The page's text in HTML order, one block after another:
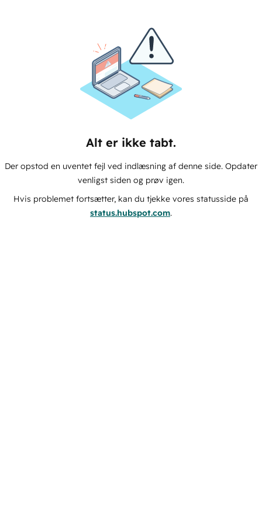
Alt er ikke tabt.
Der opstod en uventet fejl ved indlæsning af denne side. Opdater
venligst siden og prøv igen.
Hvis problemet fortsætter, kan du tjekke vores statusside på
status.hubspot.com.